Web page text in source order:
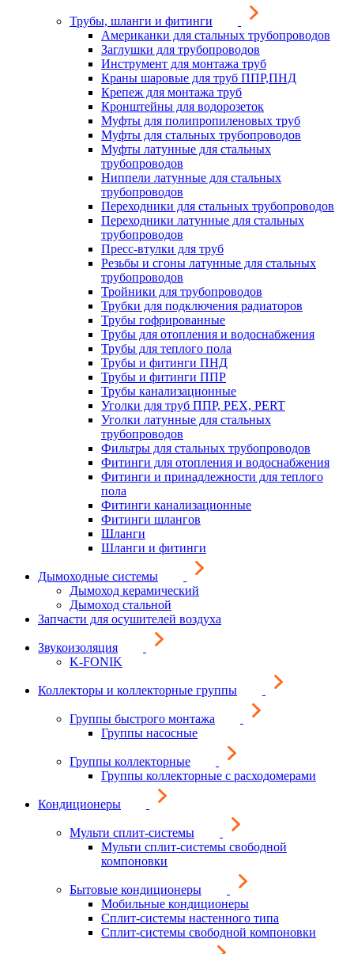
Трубы, шланги и фитинги
Американки для стальных трубопроводов
Заглушки для трубопроводов
Инструмент для монтажа труб
Краны шаровые для труб ППР,ПНД
Крепеж для монтажа труб
Кронштейны для водорозеток
Муфты для полипропиленовых труб
Муфты для стальных трубопроводов
Муфты латунные для стальных
трубопроводов
Ниппели латунные для стальных
трубопроводов
Переходники для стальных трубопроводов
Переходники латунные для стальных
трубопроводов
Пресс-втулки для труб
Резьбы и сгоны латунные для стальных
трубопроводов
Тройники для трубопроводов
Трубки для подключения радиаторов
Трубы гофрированные
Трубы для отопления и водоснабжения
Трубы для теплого пола
Трубы и фитинги ПНД
Трубы и фитинги ППР
Трубы канализационные
Уголки для труб ППР, PEX, PERT
Уголки латунные для стальных
трубопроводов
Фильтры для стальных трубопроводов
Фитинги для отопления и водоснабжения
Фитинги и принадлежности для теплого
пола
Фитинги канализационные
Фитинги шлангов
Шланги
Шланги и фитинги
Дымоходные системы
Дымоход керамический
Дымоход стальной
Запчасти для осушителей воздуха
Звукоизоляция
K-FONIK
Коллекторы и коллекторные группы
Группы быстрого монтажа
Группы насосные
Группы коллекторные
Группы коллекторные с расходомерами
Кондиционеры
Мульти сплит-системы
Мульти сплит-системы свободной
компоновки
Бытовые кондиционеры
Мобильные кондиционеры
Сплит-системы настенного типа
Сплит-системы свободной компоновки